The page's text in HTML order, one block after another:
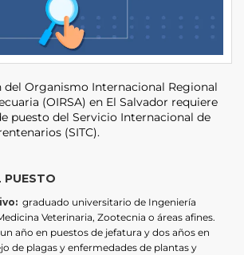
del Organismo Internacional Regional
(OIRSA) en El Salvador requiere
puesto del Servicio Internacional de
(SITC).
PUESTO
graduado universitario de Ingeniería
Veterinaria, Zootecnia o áreas afines.
un año en puestos de jefatura y dos años en
de plagas y enfermedades de plantas y